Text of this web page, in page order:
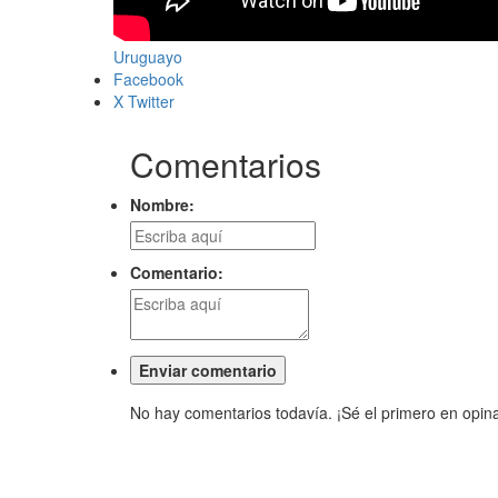
Uruguayo
Facebook
X Twitter
Comentarios
Nombre:
Comentario:
No hay comentarios todavía. ¡Sé el primero en